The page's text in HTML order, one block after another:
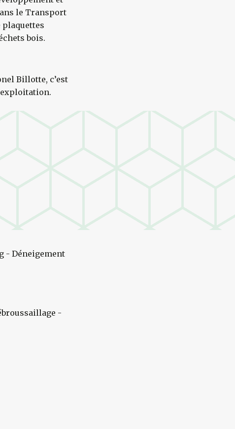
le Transport
plaquettes
bois.
Billotte, c’est
- Déneigement
-